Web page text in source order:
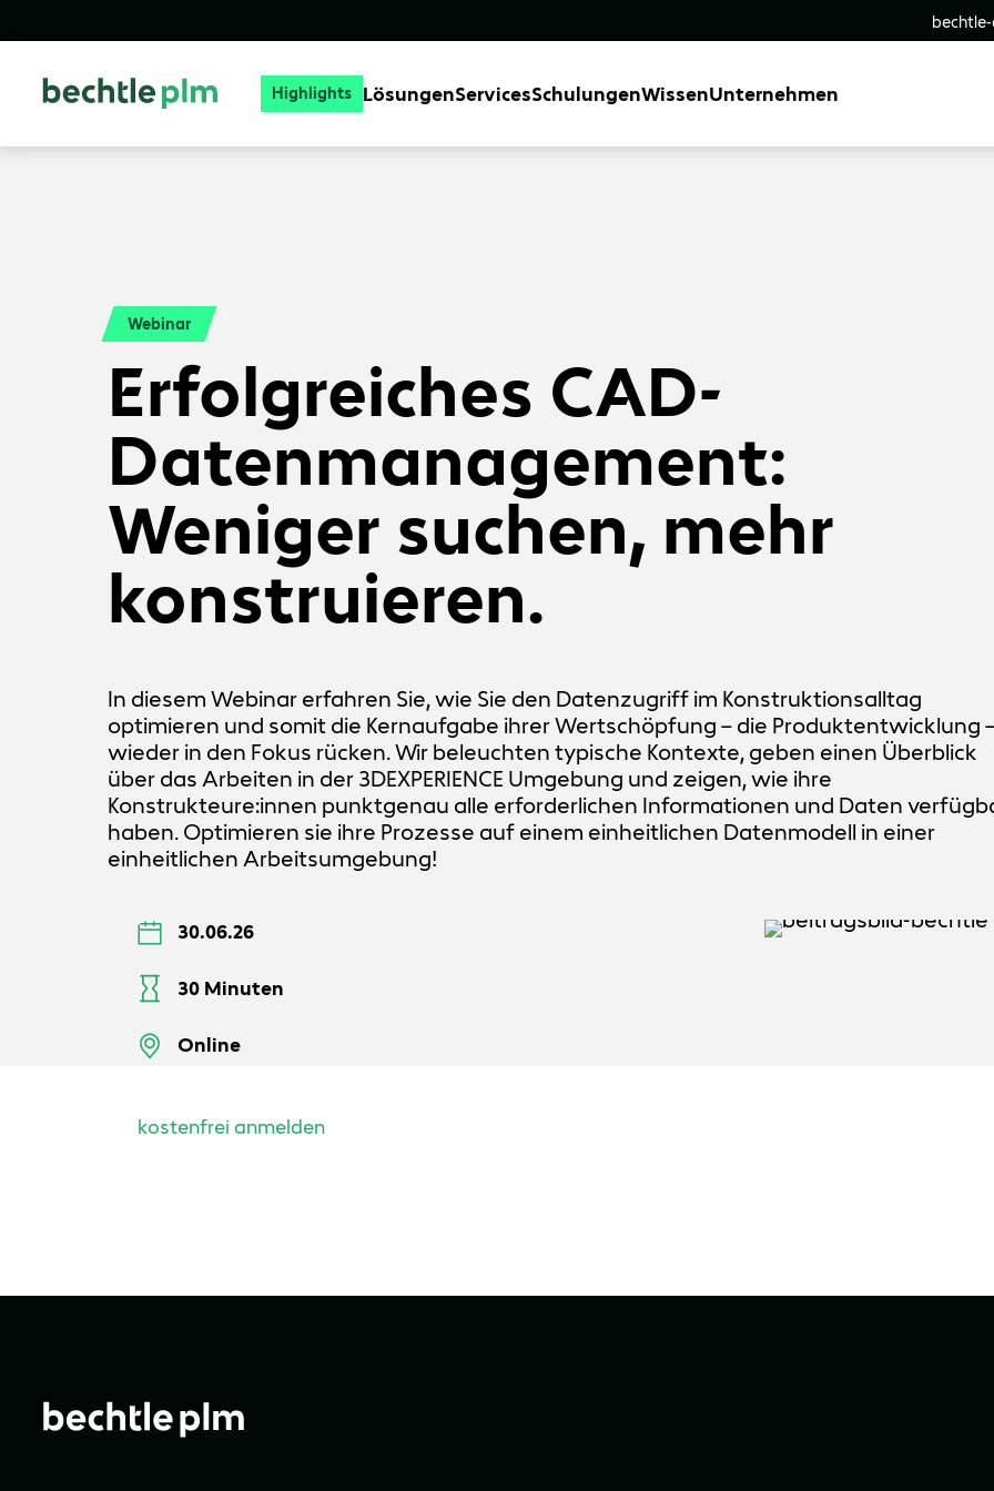
Highlights LösungenServicesSchulungenWissenUnternehmen
Webinar
Erfolgreiches CAD-
Datenmanagement:
Weniger suchen, mehr
konstruieren.
In diesem Webinar erfahren Sie, wie Sie den Datenzugriff im Konstruktionsalltag
optimieren und somit die Kernaufgabe ihrer Wertschöpfung – die Produktentwicklung
wieder in den Fokus rücken. Wir beleuchten typische Kontexte, geben einen Überblick
über das Arbeiten in der 3DEXPERIENCE Umgebung und zeigen, wie ihre
Konstrukteure:innen punktgenau alle erforderlichen Informationen und Daten
haben. Optimieren sie ihre Prozesse auf einem einheitlichen Datenmodell in einer
einheitlichen Arbeitsumgebung!
30.06.26
30 Minuten
Online
kostenfrei anmelden